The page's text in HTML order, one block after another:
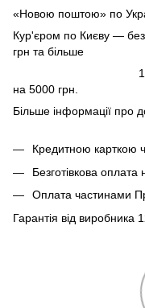
«Новою поштою» по
Кур'єром по Києву —
грн та більше
100 грн при
на 5000 грн.
Більше інформації про
Кредитною карткою
Безготівкова
Оплата частинами
Гарантія від виробника